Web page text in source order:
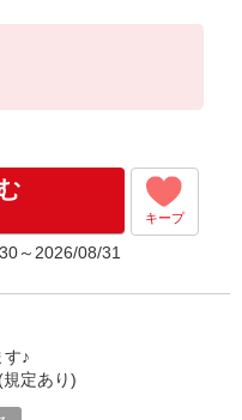
)
+゜
キープ
～2026/08/31
♪
定あり)